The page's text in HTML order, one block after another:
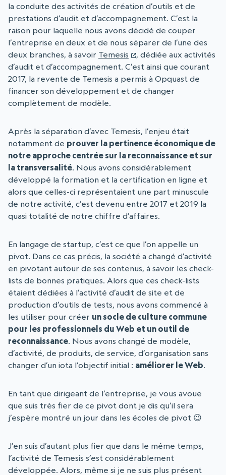
la conduite des activités de création d’outils et de
prestations d’audit et d’accompagnement. C’est la
raison pour laquelle nous avons décidé de couper
l’entreprise en deux et de nous séparer de l’une des
deux branches, à savoir Temesis
, dédiée aux activités
d’audit et d’accompagnement. C’est ainsi que courant
2017, la revente de Temesis a permis à Opquast de
financer son développement et de changer
complètement de modèle.
Après la séparation d’avec Temesis, l’enjeu était
notamment de prouver la pertinence économique de
notre approche centrée sur la reconnaissance et sur
la transversalité. Nous avons considérablement
développé la formation et la certification en ligne et
alors que celles-ci représentaient une part minuscule
de notre activité, c’est devenu entre 2017 et 2019 la
quasi totalité de notre chiffre d’affaires.
En langage de startup, c’est ce que l’on appelle un
pivot. Dans ce cas précis, la société a changé d’activité
en pivotant autour de ses contenus, à savoir les check-
lists de bonnes pratiques. Alors que ces check-lists
étaient dédiées à l’activité d’audit de site et de
production d’outils de tests, nous avons commencé à
les utiliser pour créer un socle de culture commune
pour les professionnels du Web et un outil de
reconnaissance. Nous avons changé de modèle,
d’activité, de produits, de service, d’organisation sans
changer d’un iota l’objectif initial : améliorer le Web.
En tant que dirigeant de l’entreprise, je vous avoue
que suis très fier de ce pivot dont je dis qu’il sera
j’espère montré un jour dans les écoles de pivot 😉
J’en suis d’autant plus fier que dans le même temps,
l’activité de Temesis s’est considérablement
développée. Alors, même si je ne suis plus présent